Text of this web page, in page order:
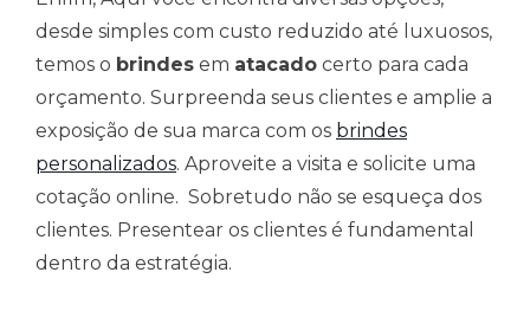
desde simples com custo reduzido até luxuosos,
temos o brindes em atacado certo para cada
orçamento. Surpreenda seus clientes e amplie a
exposição de sua marca com os brindes
personalizados. Aproveite a visita e solicite uma
cotação online. Sobretudo não se esqueça dos
clientes. Presentear os clientes é fundamental
dentro da estratégia.